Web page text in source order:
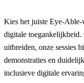
Kies het juiste Eye-
digitale
uitbreiden, onze sessies
demonstraties en
inclusieve digitale